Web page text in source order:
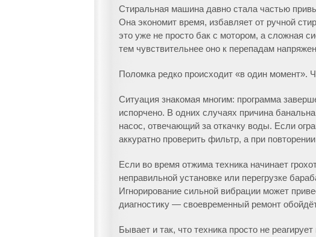
Стиральная машина давно стала частью
Она экономит время, избавляет от ручной
это уже не просто бак с мотором, а сложная
тем чувствительнее оно к перепадам
Поломка редко происходит «в один момент».
Ситуация знакомая многим: программа
испорчено. В одних случаях причина
насос, отвечающий за откачку воды. Если
аккуратно проверить фильтр, а при
Если во время отжима техника начинает
неправильной установке или перегрузке
Игнорирование сильной вибрации может
диагностику — своевременный ремонт
Бывает и так, что техника просто не